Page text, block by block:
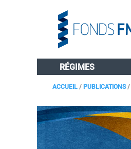
RÉGIMES
ACCUEIL/PUBLICATIONS/